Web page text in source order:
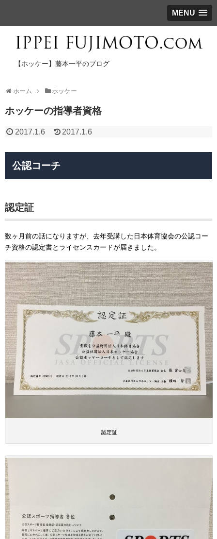
MENU
【ホッケー】藤本一平のブログ
ホーム ホッケー
ホッケーの指導者資格
2017.1.6 2017.1.6
公認コーチ
認定証
数ヶ月前の話になりますが、去年受講した日本体育協会の公認コー
チ資格の認定書とライセンスカードが届きました。
認定証